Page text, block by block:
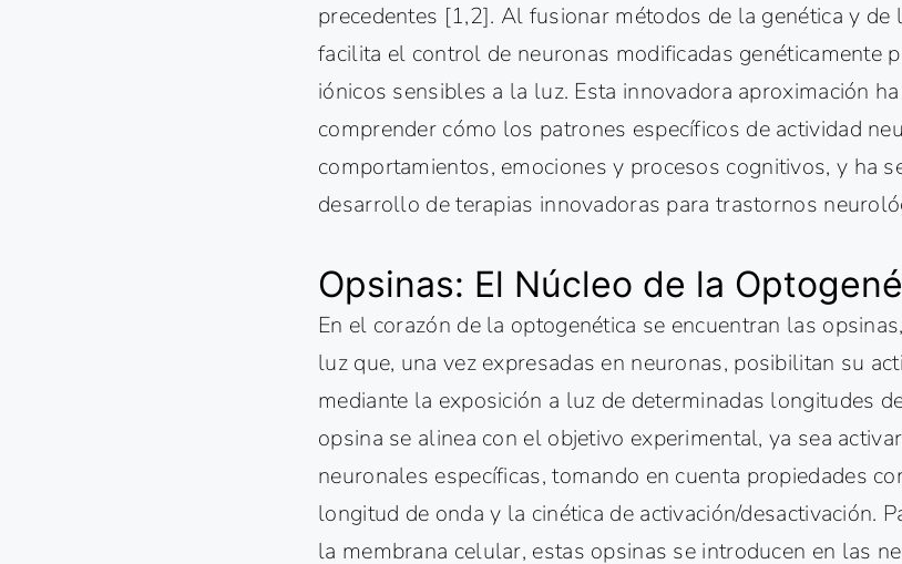
precedentes [1,2]. Al fusionar métodos de la genética y de
facilita el control de neuronas modificadas genéticamente
iónicos sensibles a la luz. Esta innovadora aproximación
comprender cómo los patrones específicos de actividad
comportamientos, emociones y procesos cognitivos, y ha
desarrollo de terapias innovadoras para trastornos
Opsinas: El Núcleo de la
En el corazón de la optogenética se encuentran las
luz que, una vez expresadas en neuronas, posibilitan su
mediante la exposición a luz de determinadas longitudes
opsina se alinea con el objetivo experimental, ya sea
neuronales específicas, tomando en cuenta propiedades
longitud de onda y la cinética de activación/desactivación.
la membrana celular, estas opsinas se introducen en las